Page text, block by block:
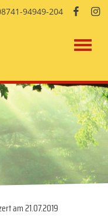
am 21.07.2019
94949-204  